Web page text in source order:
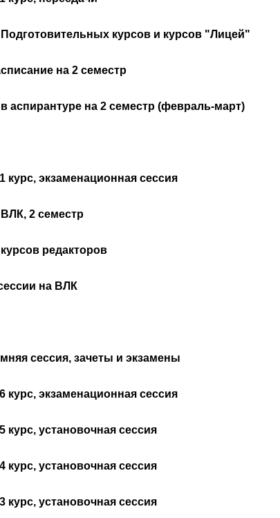
курсов и курсов "Лицей"
на 2 семестр
аспирантуре на 2 семестр (февраль-март)
экзаменационная сессия
2 семестр
редакторов
на ВЛК
сессия, зачеты и экзамены
экзаменационная сессия
установочная сессия
установочная сессия
установочная сессия